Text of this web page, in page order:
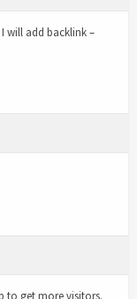
will add backlink –
to get more visitors.